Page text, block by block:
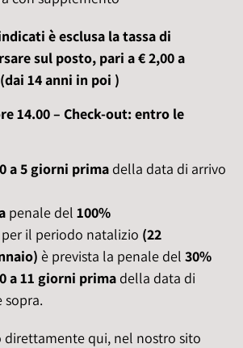
è esclusa la tassa di
sul posto, pari a € 2,00 a
(dai 14 anni in poi )
14.00 – Check-out: entro le
a 5 giorni prima della data di arrivo
penale del 100%
il periodo natalizio (22
è prevista la penale del 30%
a 11 giorni prima della data di
sopra.
qui, nel nostro sito